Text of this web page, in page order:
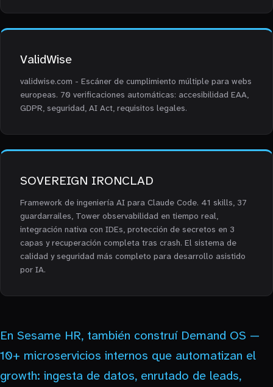
ValidWise
validwise.com - Escáner de cumplimiento múltiple para webs
europeas. 70 verificaciones automáticas: accesibilidad EAA,
GDPR, seguridad, AI Act, requisitos legales.
SOVEREIGN IRONCLAD
Framework de ingeniería AI para Claude Code. 41 skills, 37
guardarrailes, Tower observabilidad en tiempo real,
integración nativa con IDEs, protección de secretos en 3
capas y recuperación completa tras crash. El sistema de
calidad y seguridad más completo para desarrollo asistido
por IA.
En Sesame HR, también construí Demand OS —
10+ microservicios internos que automatizan el
growth: ingesta de datos, enrutado de leads,